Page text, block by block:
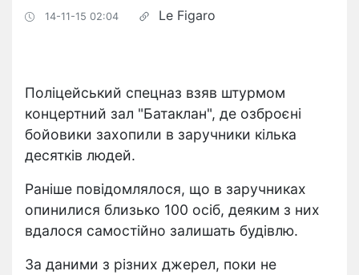
14-11-15 02:04 Le Figaro
Поліцейський спецназ взяв штурмом
концертний зал "Батаклан", де озброєні
бойовики захопили в заручники кілька
десятків людей.
Раніше повідомлялося, що в заручниках
опинилися близько 100 осіб, деяким з них
вдалося самостійно залишать будівлю.
За даними з різних джерел, поки не